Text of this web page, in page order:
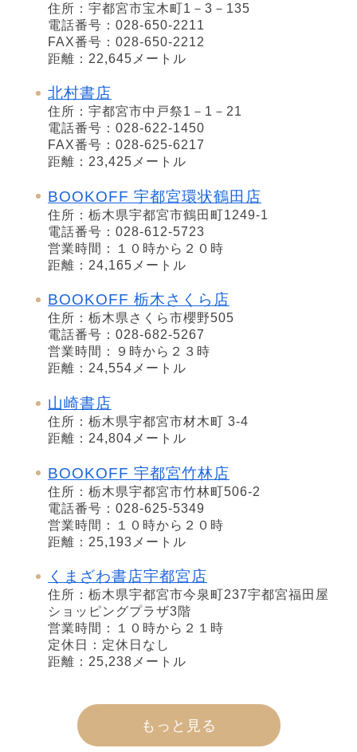
住所：宇都宮市宝木町1－3－135
電話番号：028-650-2211
FAX番号：028-650-2212
距離：22,645メートル
北村書店
住所：宇都宮市中戸祭1－1－21
電話番号：028-622-1450
FAX番号：028-625-6217
距離：23,425メートル
BOOKOFF 宇都宮環状鶴田店
住所：栃木県宇都宮市鶴田町1249-1
電話番号：028-612-5723
営業時間：１０時から２０時
距離：24,165メートル
BOOKOFF 栃木さくら店
住所：栃木県さくら市櫻野505
電話番号：028-682-5267
営業時間：９時から２３時
距離：24,554メートル
山崎書店
住所：栃木県宇都宮市材木町 3-4
距離：24,804メートル
BOOKOFF 宇都宮竹林店
住所：栃木県宇都宮市竹林町506-2
電話番号：028-625-5349
営業時間：１０時から２０時
距離：25,193メートル
くまざわ書店宇都宮店
住所：栃木県宇都宮市今泉町237宇都宮福田屋
ショッピングプラザ3階
営業時間：１０時から２１時
定休日：定休日なし
距離：25,238メートル
もっと見る